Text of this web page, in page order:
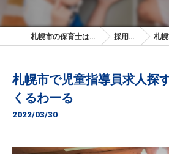
札幌市の保育士は株式会社みもざ 採用ブログ 札幌市
札幌市で児童指導員求人探
くるわーる
2022/03/30